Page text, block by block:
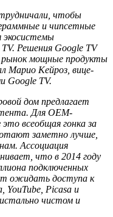
чтобы
и чипсетные
экосистемы
Решения Google TV
рынок мощные продукты
Марио Кейроз, вице-
Google TV.
дом предлагает
Для OEM-
всеобщая гонка за
заметно лучше,
Ассоциация
что в 2014 году
подключенных
ожидать доступа к
Picasa и
чистом и